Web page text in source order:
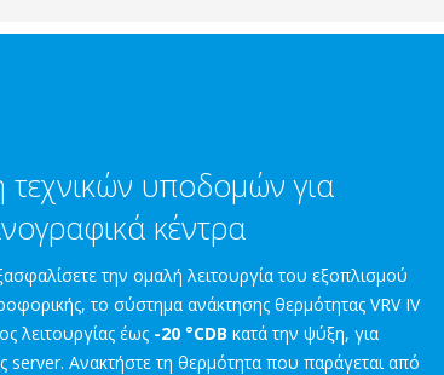
υποδομών για
κέντρα
την ομαλή λειτουργία του εξοπλισμού
το σύστημα ανάκτησης θερμότητας VRV IV
λειτουργίας έως -20 °CDB κατά την ψύξη, για
server. Ανακτήστε τη θερμότητα που παράγεται από